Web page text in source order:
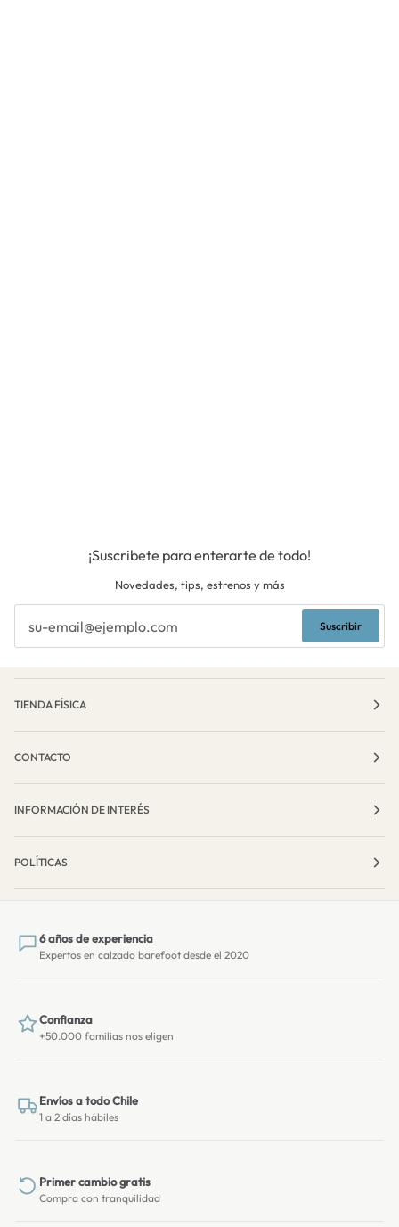
¡Suscribete para enterarte de todo!
Novedades, tips, estrenos y más
Suscribir
TIENDA FÍSICA
CONTACTO
INFORMACIÓN DE INTERÉS
POLÍTICAS
6 años de experiencia
Expertos en calzado barefoot desde el 2020
Confianza
+50.000 familias nos eligen
Envíos a todo Chile
1 a 2 días hábiles
Primer cambio gratis
Compra con tranquilidad